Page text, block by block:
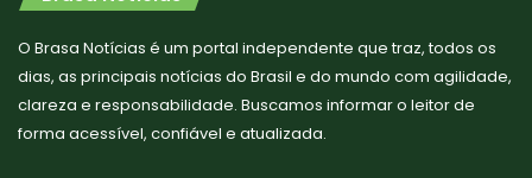
O Brasa Notícias é um portal independente que traz, todos os
dias, as principais notícias do Brasil e do mundo com agilidade,
clareza e responsabilidade. Buscamos informar o leitor de
forma acessível, confiável e atualizada.